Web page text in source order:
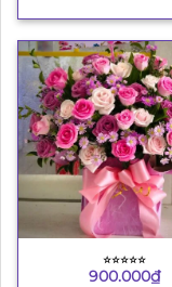
⭐︎⭐︎⭐︎⭐︎⭐︎
900.000₫